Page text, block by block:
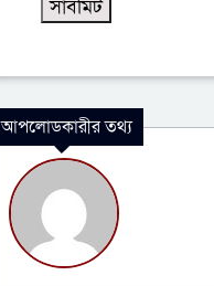
আপলোডকারীর তথ্য